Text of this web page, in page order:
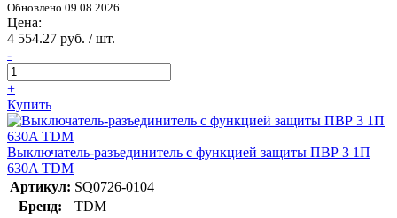
Обновлено 09.08.2026
Цена:
4 554.27 руб. / шт.
-
+
Купить
Выключатель-разъединитель с функцией защиты ПВР 3 1П
630A TDM
Артикул: SQ0726-0104
Бренд:
TDM